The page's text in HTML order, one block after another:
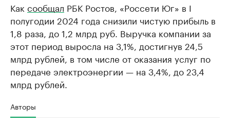
Как сообщал РБК Ростов, «Россети Юг» в I
полугодии 2024 года снизили чистую прибыль в
1,8 раза, до 1,2 млрд руб. Выручка компании за
этот период выросла на 3,1%, достигнув 24,5
млрд рублей, в том числе от оказания услуг по
передаче электроэнергии — на 3,4%, до 23,4
млрд рублей.
Авторы